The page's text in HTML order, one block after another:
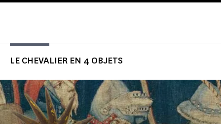
LE CHEVALIER EN 4 OBJETS